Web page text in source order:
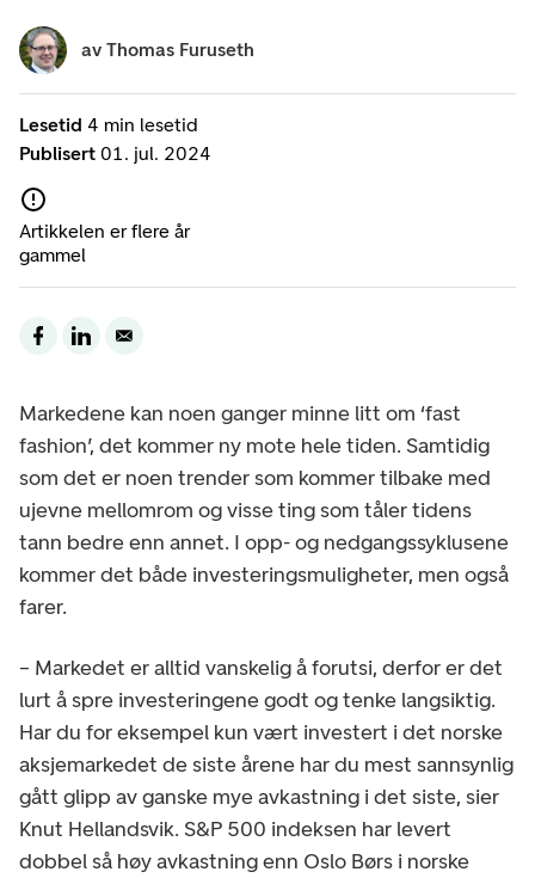
Lesetid 4 min lesetid
Publisert 01. jul. 2024
Artikkelen er flere år
gammel
av Thomas Furuseth
Markedene kan noen ganger minne litt om ‘fast
fashion’, det kommer ny mote hele tiden. Samtidig
som det er noen trender som kommer tilbake med
ujevne mellomrom og visse ting som tåler tidens
tann bedre enn annet. I opp- og nedgangssyklusene
kommer det både investeringsmuligheter, men også
farer.
– Markedet er alltid vanskelig å forutsi, derfor er det
lurt å spre investeringene godt og tenke langsiktig.
Har du for eksempel kun vært investert i det norske
aksjemarkedet de siste årene har du mest sannsynlig
gått glipp av ganske mye avkastning i det siste, sier
Knut Hellandsvik. S&P 500 indeksen har levert
dobbel så høy avkastning enn Oslo Børs i norske